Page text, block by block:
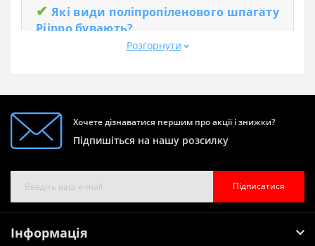
✔ Які види поліпропіленового шпагату
Piippo бувають?
Вона виробляє, продає та розповсюджує
шпагати і сітка, канатна продукція і металеві ланцюги,
кабелі і проводи. В останні десятиліття корпорація
виросла в міжнародну компанію, яка добре відома на
Америки.
кріплення. Переважно виготовляють з поліетилену і
Розгорнути
Хочете дізнаватися першим про акції і знижки?
Підпишіться на нашу розсилку
Підписатися
Інформація